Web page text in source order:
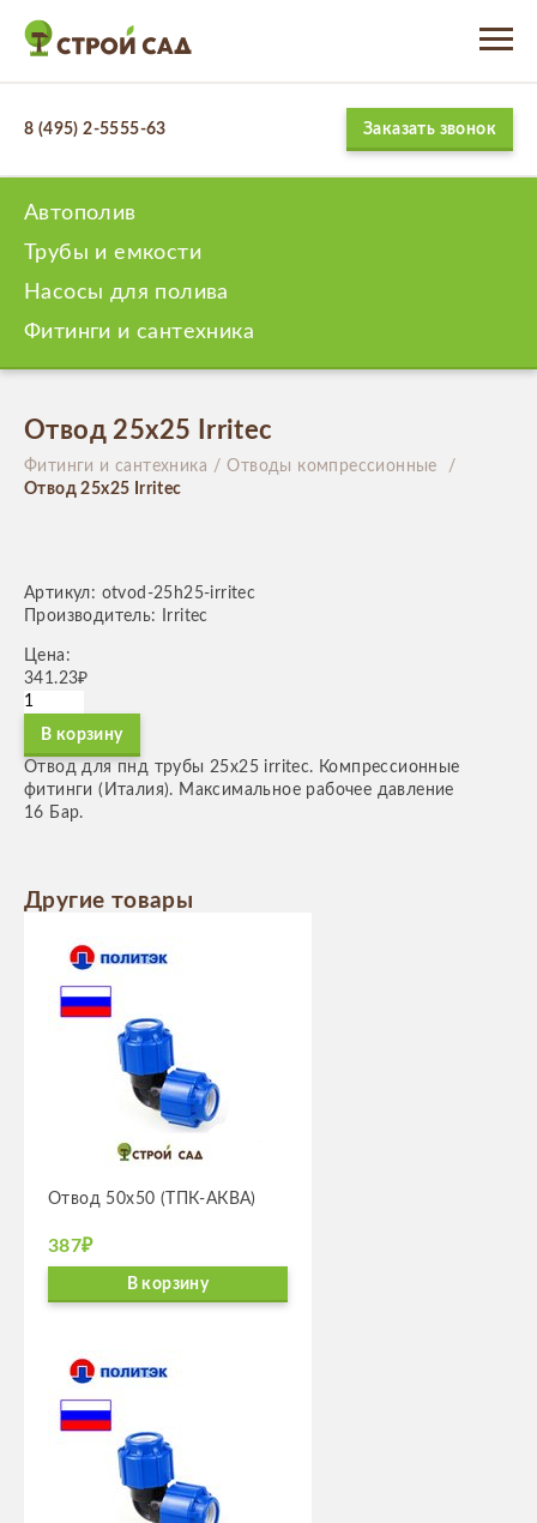
8 (495) 2-5555-63 Заказать звонок
Автополив
Трубы и емкости
Насосы для полива
Фитинги и сантехника
Отвод 25х25 Irritec
Фитинги и сантехника
Отводы компрессионные
Отвод 25х25 Irritec
Артикул: otvod-25h25-irritec
Производитель: Irritec
Цена:
341.23₽
В корзину
Отвод для пнд трубы 25х25 irritec. Компрессионные
фитинги (Италия). Максимальное рабочее давление
16 Бар.
Другие товары
Отвод 50х50 (ТПК-АКВА)
387₽
В корзину